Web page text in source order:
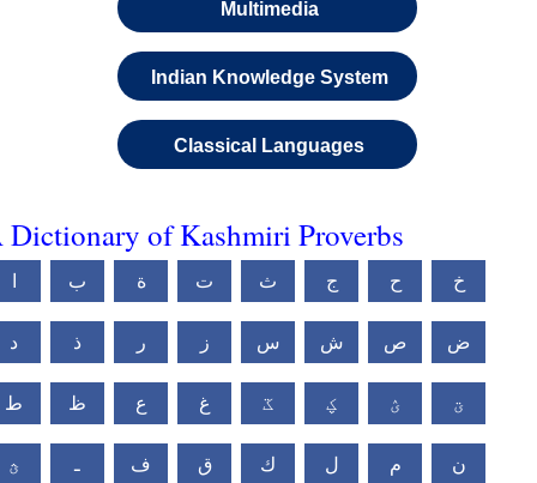
Multimedia
Indian Knowledge System
Classical Languages
Dictionary of Kashmiri Proverbs
ب ة ت ث ج ح خ
د ذ ر ز س ش ص ض
ط ظ ع غ ػ ؼ ؽ ؾ
ؿ ـ ف ق ك ل م ن